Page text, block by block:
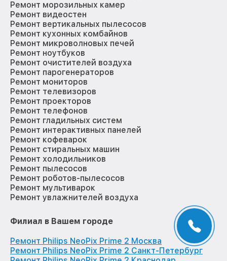
Ремонт морозильных камер
Ремонт видеостен
Ремонт вертикальных пылесосов
Ремонт кухонных комбайнов
Ремонт микроволновых печей
Ремонт ноутбуков
Ремонт очистителей воздуха
Ремонт парогенераторов
Ремонт мониторов
Ремонт телевизоров
Ремонт проекторов
Ремонт телефонов
Ремонт гладильных систем
Ремонт интерактивных панелей
Ремонт кофеварок
Ремонт стиральных машин
Ремонт холодильников
Ремонт пылесосов
Ремонт роботов-пылесосов
Ремонт мультиварок
Ремонт увлажнителей воздуха
Филиал в Вашем городе
Ремонт Philips NeoPix Prime 2 Москва
Ремонт Philips NeoPix Prime 2 Санкт-Петербург